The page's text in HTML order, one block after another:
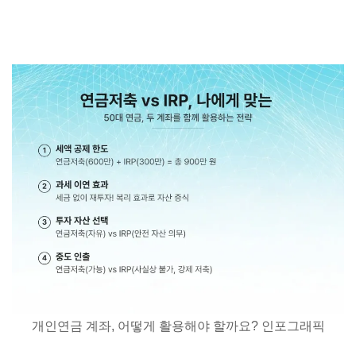
개인연금 계좌, 어떻게 활용해야 할까요? 인포그래픽